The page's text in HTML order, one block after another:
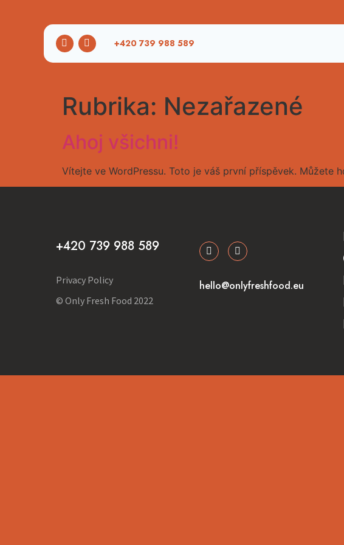
+420 739 988 589
Rubrika: Nezařazené
Ahoj všichni!
Vítejte ve WordPressu. Toto je váš první příspěvek.
+420 739 988 589
Privacy Policy
© Only Fresh Food 2022
hello@onlyfreshfood.eu